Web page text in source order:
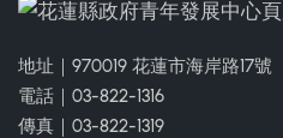
地址｜970019 花蓮市海岸路17號
電話｜03-822-1316
傳真｜03-822-1319